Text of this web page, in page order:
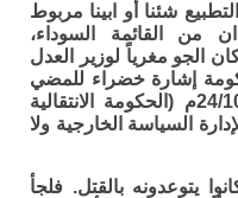
شئنا أو ابينا مربوط
من القائمة السوداء،
الجو مغرياً لوزير العدل
إشارة خضراء للمضي
قدماً، فقال في بيان يوم 24/10/2020م (الحكومة الانتقالية
السياسة الخارجية ولا
يتوعدونه بالقتل. فلجأ